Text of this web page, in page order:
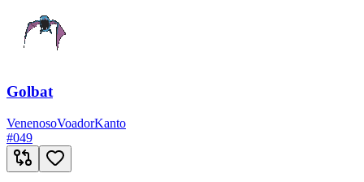
Golbat
VenenosoVoadorKanto
#049